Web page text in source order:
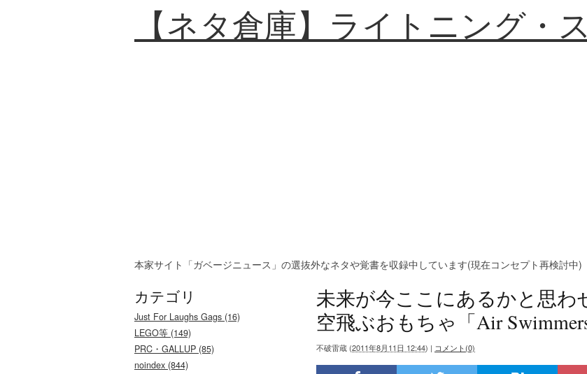
【ネタ倉庫】ライトニング・
本家サイト「ガベージニュース」の選抜外なネタや覚書を収録中しています(現在コンセプト再検討中)
未来が今ここにあるかと思わ
空飛ぶおもちゃ「Air Swimmers
不破雷蔵 (2011年8月11日 12:44) | コメント(0)
カテゴリ
Just For Laughs Gags (16)
LEGO等 (149)
PRC・GALLUP (85)
noindex (844)